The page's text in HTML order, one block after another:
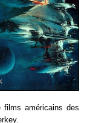
films américains des